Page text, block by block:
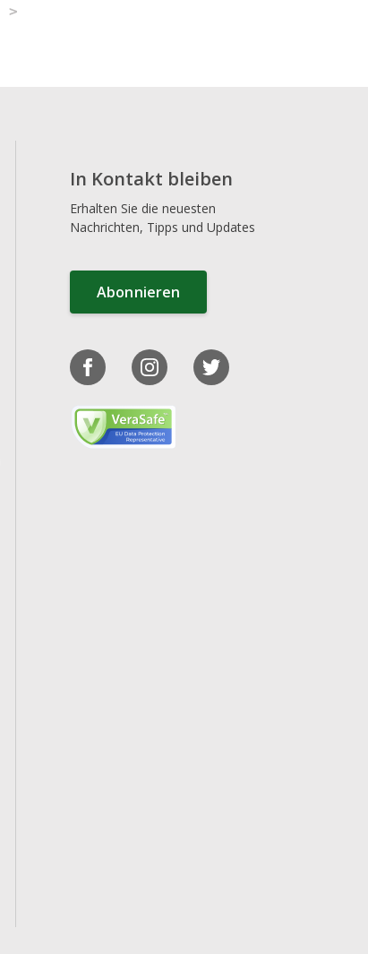
>
In Kontakt bleiben
Erhalten Sie die neuesten
Nachrichten, Tipps und Updates
Abonnieren